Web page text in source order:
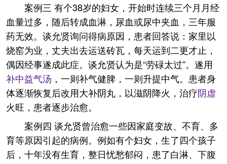
案例三 有个38岁的妇女，开始时连续三个月月经
血量过多，随后转成血淋，尿血或尿中夹血，三年服
药无效。谈允贤询问得病原因，患者回答说：家里以
烧窑为业，丈夫出去运送砖瓦，每天运到二更才止，
偶因经事遂成此症。谈允贤认为是“劳碌太过”。遂用
补中益气汤 ，一则补气健脾，一则升提中气。患者身
体逐渐恢复后改用大补阴丸，以滋阴降火，治疗阴虚
火旺，患者逐步治愈。
案例四 谈允贤曾治愈一些因家庭变故、不育、多
育等原因引起的病例。例如有个妇女，生了四个孩子
后，十年没有生育，整日忧愁郁闷，患了白淋、下腹